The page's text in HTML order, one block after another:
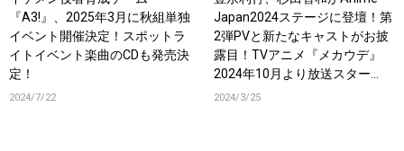
『A3!』、2025年3月に秋組単独
イベント開催決定！スポットラ
イトイベント楽曲のCDも発売決
定！
2024/7/22
Japan2024ステージに登壇！第
2弾PVと新たなキャストがお披
露目！TVアニメ『メカウデ』
2024年10月より放送スター
ト！
2024/3/25